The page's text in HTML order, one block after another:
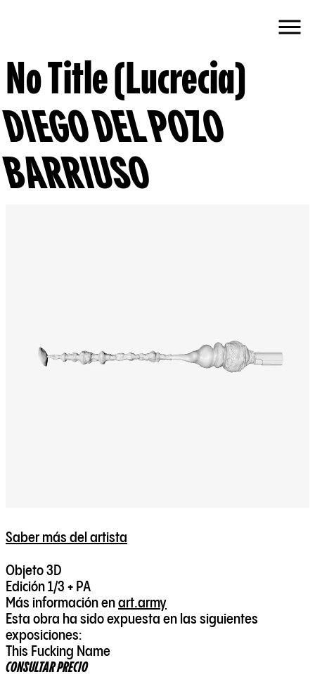
No Title (Lucrecia)
DIEGO DEL POZO
BARRIUSO
Saber más del artista
Objeto 3D
Edición 1/3 + PA
Más información enart.army
Esta obra ha sido expuesta en las siguientes
exposiciones:
This Fucking Name
CONSULTAR PRECIO